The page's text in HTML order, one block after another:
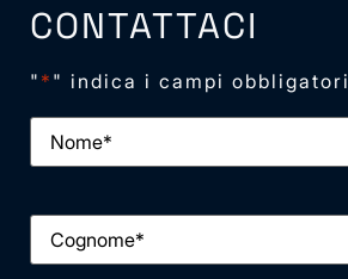
CONTATTACI
" * " indica i campi obbligatori
N
m
C
g